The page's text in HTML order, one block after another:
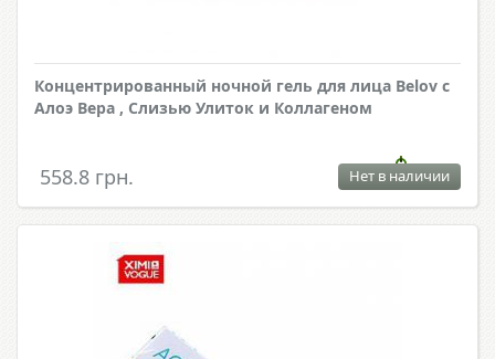
Концентрированный ночной гель для лица Belov с
Алоэ Вера , Слизью Улиток и Коллагеном
558.8 грн. Нет в наличии